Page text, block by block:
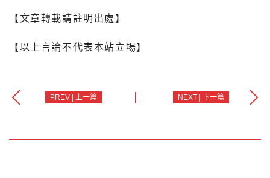
【文章轉載請註明出處】
【以上言論不代表本站立場】
PREV | 上一篇 NEXT | 下一篇